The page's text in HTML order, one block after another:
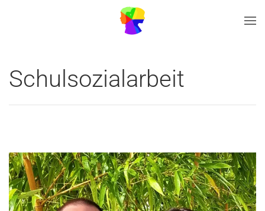
Zum Hauptinhalt springen
Schulsozialarbeit